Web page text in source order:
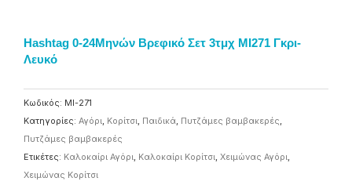
Hashtag 0-24Μηνών Βρεφικό Σετ 3τμχ MI271 Γκρι-
Λευκό
Κωδικός: MI-271
Κατηγορίες: Αγόρι, Κορίτσι, Παιδικά, Πυτζάμες βαμβακερές,
Πυτζάμες βαμβακερές
Ετικέτες: Καλοκαίρι Αγόρι, Καλοκαίρι Κορίτσι, Χειμώνας Αγόρι,
Χειμώνας Κορίτσι